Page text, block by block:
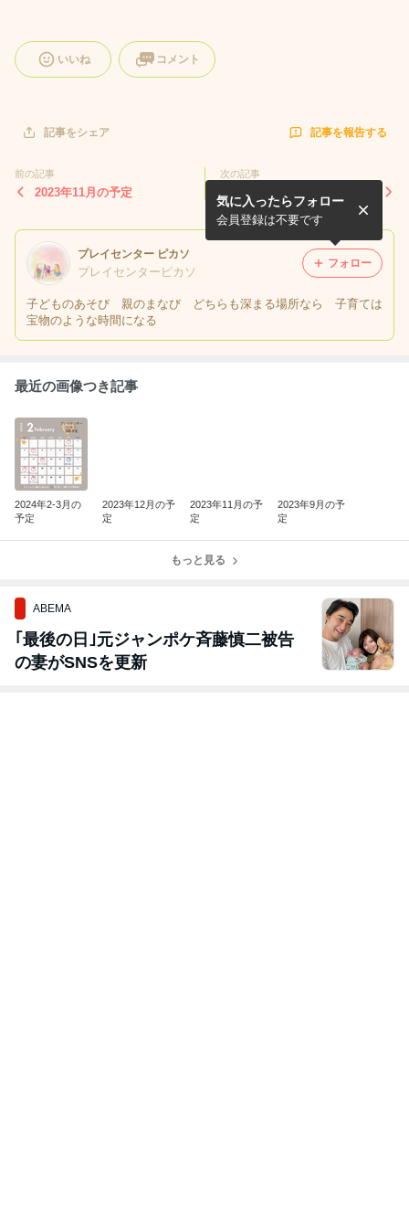
いいね コメント
記事をシェア 記事を報告する
前の記事
2023年11月の予定
次の記事
プレイセンター ピカソ
プレイセンターピカソ
子どものあそび 親のまなび どちらも深まる場所なら 子育ては
宝物のような時間になる
気に入ったらフォロー
会員登録は不要です
フォロー
最近の画像つき記事
2024年2-3月の
予定
2023年12月の予
定
2023年11月の予
定
2023年9月の予
定
もっと見る
ABEMA
｢最後の日｣元ジャンポケ斉藤慎二被告
の妻がSNSを更新